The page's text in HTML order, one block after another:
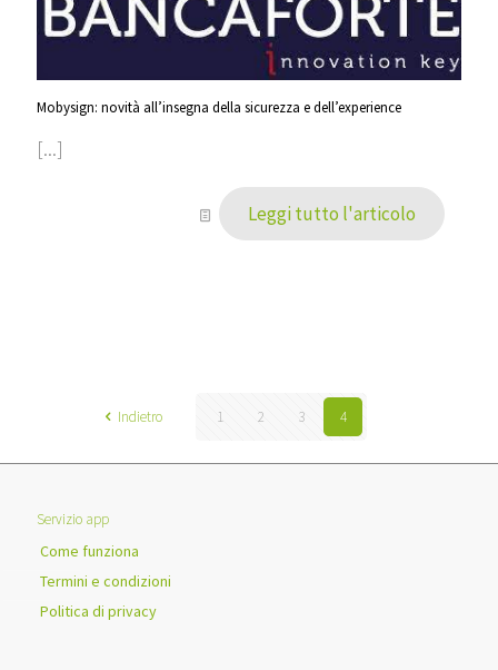
Mobysign: novità all’insegna della sicurezza e dell’experience
[...]
Leggi tutto l'articolo
Indietro 1 2 3 4
Servizio app
Come funziona
Termini e condizioni
Politica di privacy